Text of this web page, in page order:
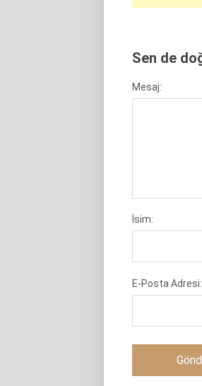
Sen de
Mesaj:
İsim:
E-Posta Adresi: